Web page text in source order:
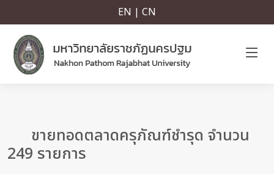
EN | CN
ขายทอดตลาดครุภัณฑ์ชำรุด จำนวน
249 รายการ